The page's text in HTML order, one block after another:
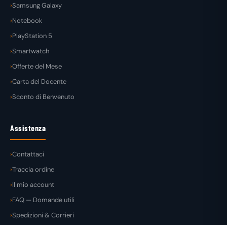
Samsung Galaxy
Notebook
PlayStation 5
Smartwatch
Offerte del Mese
Carta del Docente
Sconto di Benvenuto
Assistenza
Contattaci
Traccia ordine
Il mio account
FAQ — Domande utili
Spedizioni & Corrieri